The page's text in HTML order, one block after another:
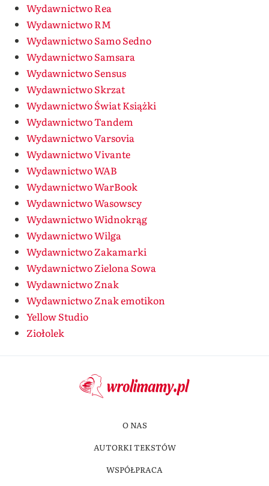
Wydawnictwo Rea
Wydawnictwo RM
Wydawnictwo Samo Sedno
Wydawnictwo Samsara
Wydawnictwo Sensus
Wydawnictwo Skrzat
Wydawnictwo Świat Książki
Wydawnictwo Tandem
Wydawnictwo Varsovia
Wydawnictwo Vivante
Wydawnictwo WAB
Wydawnictwo WarBook
Wydawnictwo Wasowscy
Wydawnictwo Widnokrąg
Wydawnictwo Wilga
Wydawnictwo Zakamarki
Wydawnictwo Zielona Sowa
Wydawnictwo Znak
Wydawnictwo Znak emotikon
Yellow Studio
Ziołolek
O NAS
AUTORKI TEKSTÓW
WSPÓŁPRACA